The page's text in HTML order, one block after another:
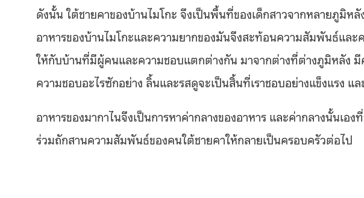
ดังนั้น ใต้ชายคาของบ้านไมโกะ จึงเป็นพื้นที่ของเด็กสาวจากหลายภูมิห
อาหารของบ้านไมโกะและความยากของมันจึงสะท้อนความสัมพันธ์แล
ให้กับบ้านที่มีผู้คนและความชอบแตกต่างกัน มาจากต่างที่ต่างภูมิหลัง
ความชอบอะไรซักอย่าง ลิ้นและรสดูจะเป็นสิ้นที่เราชอบอย่างแข็งแรง
อาหารของมากาไนจึงเป็นการหาค่ากลางของอาหาร และค่ากลางนั้นเอ
ร่วมถักสานความสัมพันธ์ของคนใต้ชายคาให้กลายเป็นครอบครัวต่อไป